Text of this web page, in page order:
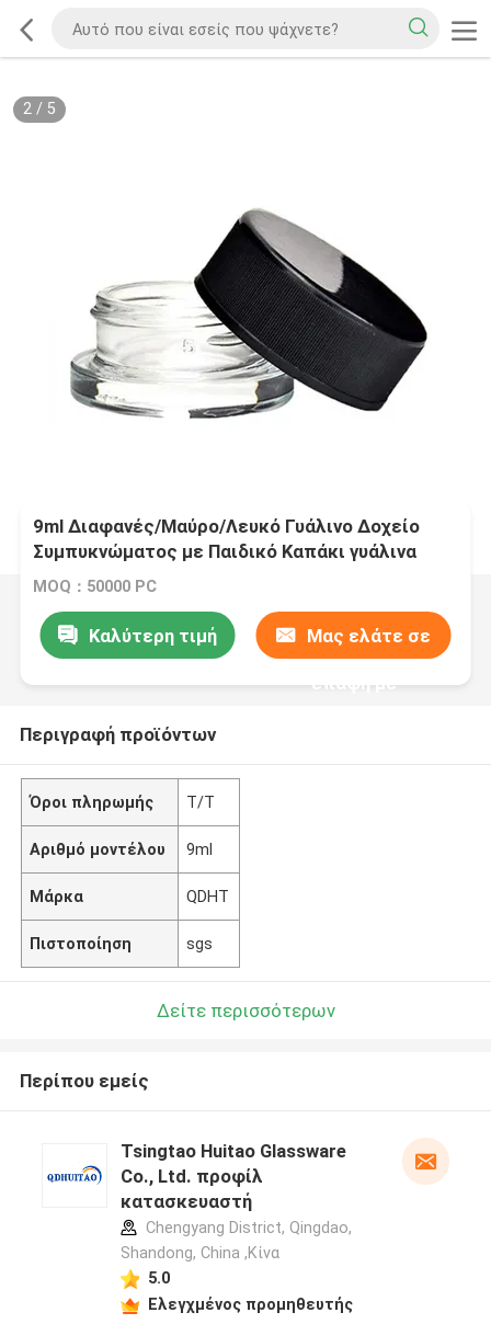
2/ 5
9ml Διαφανές/Μαύρο/Λευκό Γυάλινο Δοχείο
Συμπυκνώματος με Παιδικό Καπάκι γυάλινα
βάζα συμπυκνώματος γυάλινη συσκευασία
MOQ：50000 PC
Καλύτερη τιμή Μας ελάτε σε
επαφή με
Περιγραφή προϊόντων
Όροι πληρωμής T/T
Αριθμό μοντέλου 9ml
Μάρκα QDHT
Πιστοποίηση sgs
Δείτε περισσότερων
Περίπου εμείς
Tsingtao Huitao Glassware
Co., Ltd. προφίλ
κατασκευαστή
Chengyang District, Qingdao,
Shandong, China ,Κίνα
5.0
Ελεγχμένος προμηθευτής